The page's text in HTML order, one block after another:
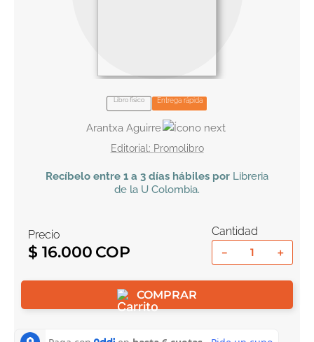
Libro físico Entrega rápida
Arantxa Aguirre
Promolibro
Recíbelo entre 1 a 3 días hábiles por Libreria
de la U Colombia.
Precio
$ 16.000
Cantidad
＋
－
COMPRAR
el cielo selva